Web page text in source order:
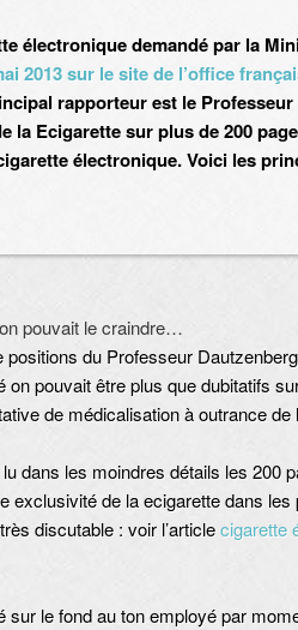
électronique demandé par la
2013 sur le site de l’office
rapporteur est le
la Ecigarette sur plus de 200
électronique. Voici les
pouvait le craindre…
positions du Professeur
on pouvait être plus que dubitatifs
de médicalisation à outrance
dans les moindres détails les 200
exclusivité de la ecigarette dans
discutable : voir l’articlecigarette
sur le fond au ton employé par